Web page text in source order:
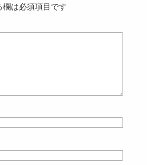
欄は必須項目です